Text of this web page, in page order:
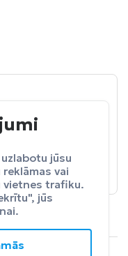
izdevumeim.jūsu
vai
vietnes trafiku.
jūs